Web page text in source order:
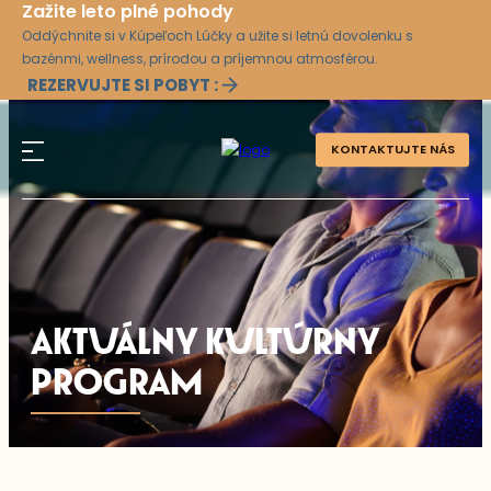
Zažite leto plné pohody
Oddýchnite si v Kúpeľoch Lúčky a užite si letnú dovolenku s
bazénmi, wellness, prírodou a príjemnou atmosférou.
REZERVUJTE SI POBYT :
KONTAKTUJTE NÁS
AKTUÁLNY KULTÚRNY
PROGRAM